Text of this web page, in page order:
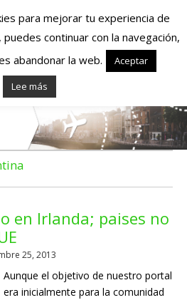
en
Vivir en
Trabajo
–
en
estudian y trabajan en
en Irlanda; paises no
25, 2013
Aunque el objetivo de nuestro portal
era inicialmente para la comunidad
para mejorar tu experiencia de
continuar con la navegación,
abandonar la web.
Aceptar
Lee más